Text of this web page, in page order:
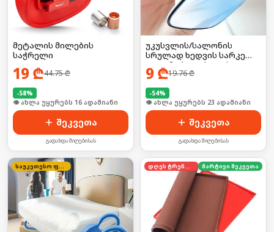
მეტალის მილების
საჭრელი
19 ₾44.75₾
-58%
🛒 ბოლო 24სთ-ში იყიდა 21-მა
შეკვეთა
გადახდა მიღებისას
უკუსვლის/სალონის
სრულად ხედვის სარკე
ავტომობილისთვის
9 ₾19.76₾
-54%
🛒 ბოლო 24სთ-ში იყიდა 30-მა
შეკვეთა
გადახდა მიღებისას
საუკეთესო ფასი დღეს ტრენდში მარტივი შეკვეთა